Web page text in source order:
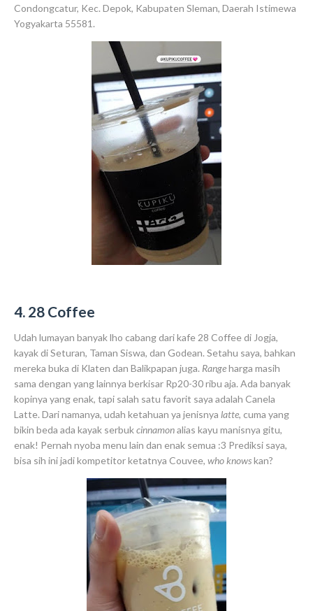
Condongcatur, Kec. Depok, Kabupaten Sleman, Daerah Istimewa
Yogyakarta 55581.
4. 28 Coffee
Udah lumayan banyak lho cabang dari kafe 28 Coffee di Jogja,
kayak di Seturan, Taman Siswa, dan Godean. Setahu saya, bahkan
mereka buka di Klaten dan Balikpapan juga. Rangeharga masih
sama dengan yang lainnya berkisar Rp20-30 ribu aja. Ada banyak
kopinya yang enak, tapi salah satu favorit saya adalah Canela
Latte. Dari namanya, udah ketahuan ya jenisnya latte, cuma yang
bikin beda ada kayak serbukcinnamonalias kayu manisnya gitu,
enak! Pernah nyoba menu lain dan enak semua :3 Prediksi saya,
bisa sih ini jadi kompetitor ketatnya Couvee, who knowskan?